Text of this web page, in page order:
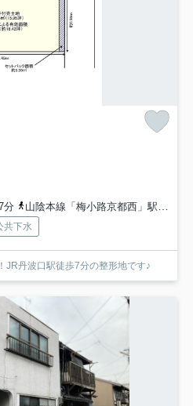
分
山陰本線「梅小路京都西」駅 徒歩8分
共下水
JR丹波口駅徒歩7分の整形地です♪